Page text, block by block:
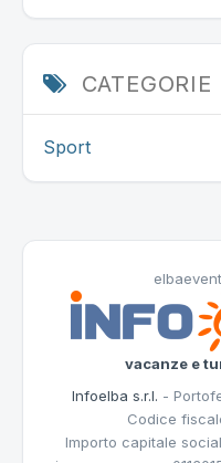
CATEGORIE
Sport
vacanze e
Infoelba s.r.l. -
Codice
Importo capitale